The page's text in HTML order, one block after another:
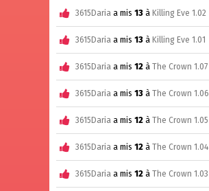
3615Daria a mis 13 à Killing Eve 1.02
3615Daria a mis 13 à Killing Eve 1.01
3615Daria a mis 12 à The Crown 1.07
3615Daria a mis 13 à The Crown 1.06
3615Daria a mis 12 à The Crown 1.05
3615Daria a mis 12 à The Crown 1.04
3615Daria a mis 12 à The Crown 1.03